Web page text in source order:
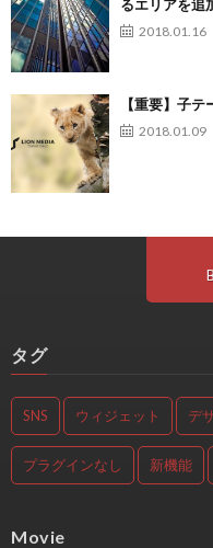
るエリアを追
2018.01.16
【重要】子
2018.01.09
タグ
SNS ウィジェット デ
プラグインなし 新機能
Movie